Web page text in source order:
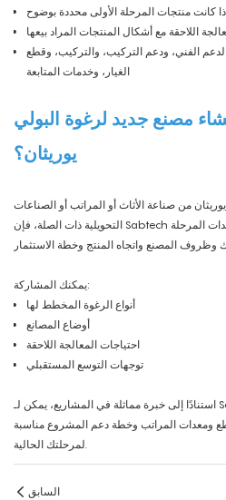
كانت منتجات المرحلة الأولى محددة بوضوح
اللاحقة مع أشكال المنتجات المراد بيعها
الفني، ودعم التركيب، والتركيب، وقطع
الغيار، وخدمات المتابعة
مصنع جديد لرغوة البولي
يوريثان؟
من صناعة الأثاث أو المراتب أو الصناعات
التحويلية ذات الصلة، فإن Sabtech يمكن أن يساعدك في تقييم تكوين معدات المرحلة
يمكنك المشاركة:
أنواع الرغوة المخطط لها
أوضاع المصانع
احتياجات المعالجة اللاحقة
توجهات التوسع المستقبلي
استنادًا إلى خبرة مماثلة في المشاريع، يمكن لـ Sabtech المساعدة في تقييم ما إذا
ومعدات المراتب وخطة دعم المشروع مناسبة
لمرحلتك الحالية.
السابق